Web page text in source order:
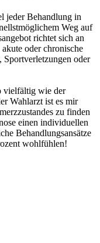
jeder Behandlung in
Weg auf
richtet sich an
oder chronische
Sportverletzungen oder
vielfältig wie der
Wahlarzt ist es mir
zu finden
einen individuellen
Behandlungsansätze
wohlfühlen!